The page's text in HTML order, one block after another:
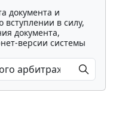
документа и
в силу,
документа,
версии системы